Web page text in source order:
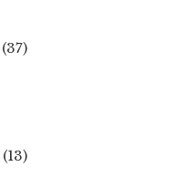
(37)
(13)